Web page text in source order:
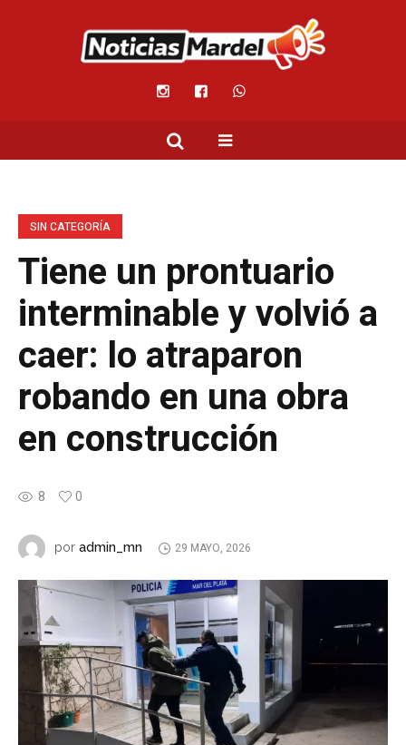
SIN CATEGORÍA
Tiene un prontuario
interminable y volvió a
caer: lo atraparon
robando en una obra
en construcción
8 0
por admin_mn 29 MAYO, 2026